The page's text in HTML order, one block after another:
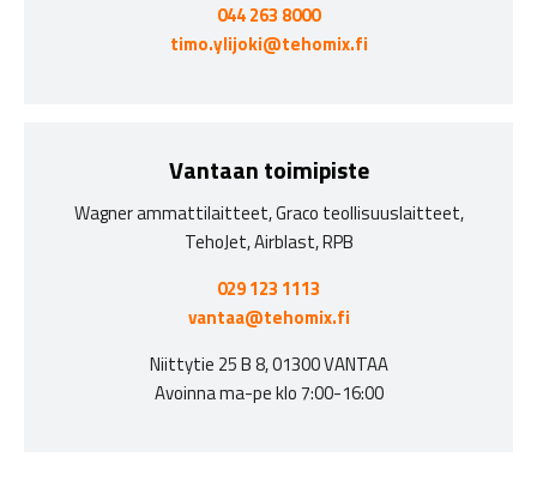
044 263 8000
timo.ylijoki@tehomix.fi
Vantaan toimipiste
Wagner ammattilaitteet, Graco teollisuuslaitteet,
TehoJet, Airblast, RPB
029 123 1113
vantaa@tehomix.fi
Niittytie 25 B 8, 01300 VANTAA
Avoinna ma-pe klo 7:00-16:00